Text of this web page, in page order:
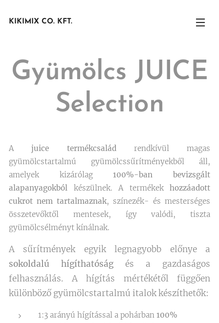
KIKIMIX CO. KFT.
Gyümölcs JUICE
Selection
Ajuice termékcsaládrendkívül magas
gyümölcstartalmú gyümölcssűrítményekből áll,
amelyek kizárólag100%-ban bevizsgált
alapanyagokból készülnek. A termékek hozzáadott
cukrot nem tartalmaznak, színezék- és mesterséges
összetevőktől mentesek, így valódi, tiszta
gyümölcsélményt kínálnak.
A sűrítmények egyik legnagyobb előnye a
sokoldalú hígíthatóságés a gazdaságos
felhasználás. A hígítás mértékétől függően
különböző gyümölcstartalmú italok készíthetők:
1:3 arányú hígítással a pohárban 100%